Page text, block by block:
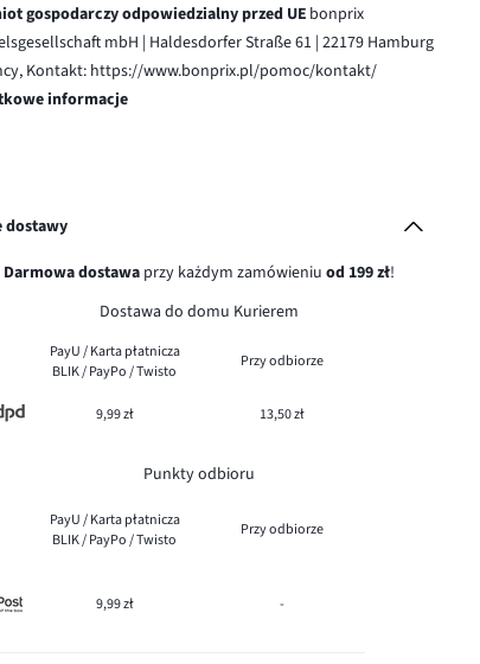
gospodarczy odpowiedzialny przed UE bonprix
mbH | Haldesdorfer Straße 61 | 22179 Hamburg
Kontakt: https://www.bonprix.pl/pomoc/kontakt/
informacje
dostawy
Darmowa dostawaprzy każdym zamówieniu od 199 zł!
Dostawa do domu Kurierem
PayU / Karta płatnicza
BLIK / PayPo / Twisto
Przy odbiorze
9,99 zł 13,50 zł
Punkty odbioru
PayU / Karta płatnicza
BLIK / PayPo / Twisto
Przy odbiorze
9,99 zł -